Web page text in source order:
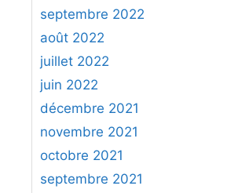
septembre 2022
août 2022
juillet 2022
juin 2022
décembre 2021
novembre 2021
octobre 2021
septembre 2021